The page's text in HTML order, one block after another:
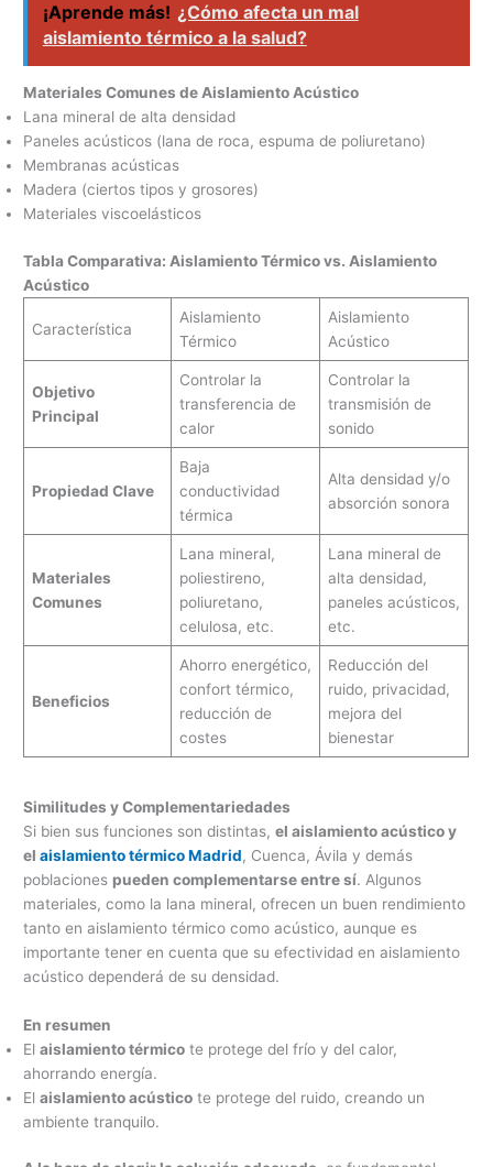
¡Aprende más! ¿Cómo afecta un mal
aislamiento térmico a la salud?
Materiales Comunes de Aislamiento Acústico
Lana mineral de alta densidad
Paneles acústicos (lana de roca, espuma de poliuretano)
Membranas acústicas
Madera (ciertos tipos y grosores)
Materiales viscoelásticos
Tabla Comparativa: Aislamiento Térmico vs. Aislamiento
Acústico
Característica
Aislamiento
Térmico
Aislamiento
Acústico
Objetivo
Principal
Controlar la
transferencia de
calor
Controlar la
transmisión de
sonido
Propiedad Clave
Baja
conductividad
térmica
Alta densidad y/o
absorción sonora
Materiales
Comunes
Lana mineral,
poliestireno,
poliuretano,
celulosa, etc.
Lana mineral de
alta densidad,
paneles acústicos,
etc.
Beneficios
Ahorro energético,
confort térmico,
reducción de
costes
Reducción del
ruido, privacidad,
mejora del
bienestar
Similitudes y Complementariedades
Si bien sus funciones son distintas,el aislamiento acústico y
elaislamiento térmico Madrid, Cuenca, Ávila y demás
poblaciones pueden complementarse entre sí. Algunos
materiales, como la lana mineral, ofrecen un buen rendimiento
tanto en aislamiento térmico como acústico, aunque es
importante tener en cuenta que su efectividad en aislamiento
acústico dependerá de su densidad.
En resumen
Elaislamiento térmico te protege del frío y del calor,
ahorrando energía.
Elaislamiento acústico te protege del ruido, creando un
ambiente tranquilo.